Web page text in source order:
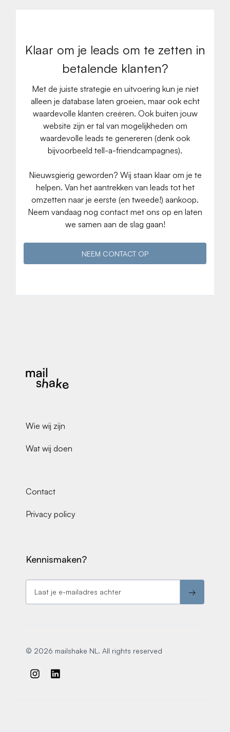
Klaar om je leads om te zetten in
betalende klanten?
Met de juiste strategie en uitvoering kun je niet
alleen je database laten groeien, maar ook echt
waardevolle klanten creëren. Ook buiten jouw
website zijn er tal van mogelijkheden om
waardevolle leads te genereren (denk ook
bijvoorbeeld tell-a-friendcampagnes).
Nieuwsgierig geworden? Wij staan klaar om je te
helpen. Van het aantrekken van leads tot het
omzetten naar je eerste (en tweede!) aankoop.
Neem vandaag nog contact met ons op en laten
we samen aan de slag gaan!
NEEM CONTACT OP
Wie wij zijn
Wat wij doen
Contact
Privacy policy
Kennismaken?
© 2026 mailshake NL. All rights reserved